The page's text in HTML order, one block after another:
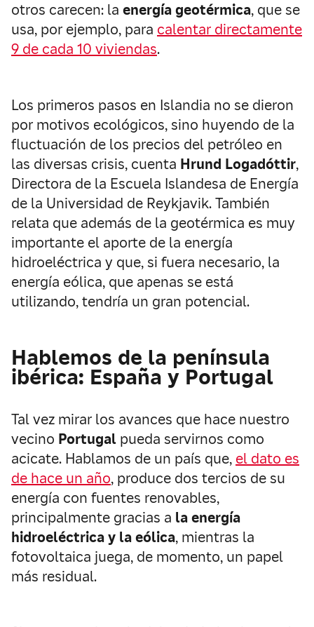
otros carecen: la energía geotérmica, que se
usa, por ejemplo, para calentar directamente
9 de cada 10 viviendas.
Los primeros pasos en Islandia no se dieron
por motivos ecológicos, sino huyendo de la
fluctuación de los precios del petróleo en
las diversas crisis, cuenta Hrund Logadóttir,
Directora de la Escuela Islandesa de Energía
de la Universidad de Reykjavik. También
relata que además de la geotérmica es muy
importante el aporte de la energía
hidroeléctrica y que, si fuera necesario, la
energía eólica, que apenas se está
utilizando, tendría un gran potencial.
Hablemos de la península
ibérica: España y Portugal
Tal vez mirar los avances que hace nuestro
vecino Portugal pueda servirnos como
acicate. Hablamos de un país que, el dato es
de hace un año, produce dos tercios de su
energía con fuentes renovables,
principalmente gracias a la energía
hidroeléctrica y la eólica, mientras la
fotovoltaica juega, de momento, un papel
más residual.